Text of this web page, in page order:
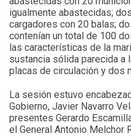
igualmente abastecidas;
cargadores con 20 balas;
contenían un total de 100
las características de la
sustancia sólida parecida a
placas de circulación y dos
La sesión estuvo
Gobierno, Javier Navarro
presentes Gerardo
el General Antonio Melchor